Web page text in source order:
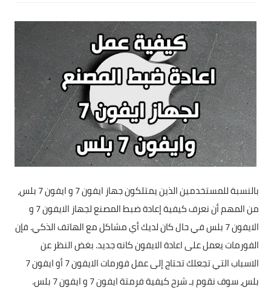
مقالات
العاب
تطبيقات
العملات الرقمية
بالنسبة للمستخدمين الذين يمتلكون جهاز ايفون 7 و ايفون 7 بلس،
من المهم أن نعرف كيفية إعادة ضبط المصنع لجهاز الايفون 7 و
الايفون 7 بلس في حال كان لديك أي مشاكل مع الهاتف الذكي. فإن
الفورمات يعمل على اعادة الايفون كانه جديد. بغض النظر عن
الاسباب التي تجعلك تحتاج إلى عمل فورمات الايفون 7 أو ايفون 7
بلس، سوف نقوم بـ شرح كيفية فرمتة ايفون 7 و ايفون 7 بلس.